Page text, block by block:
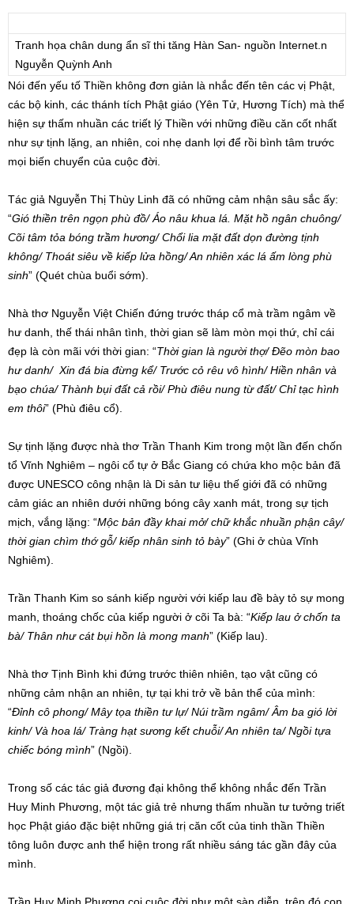
Tranh họa chân dung ẩn sĩ thi tăng Hàn San- nguồn Internet.n
Nguyễn Quỳnh Anh
Nói đến yếu tố Thiền không đơn giản là nhắc đến tên các vị Phật,
các bộ kinh, các thánh tích Phật giáo (Yên Tử, Hương Tích) mà thể
hiện sự thấm nhuần các triết lý Thiền với những điều căn cốt nhất
như sự tịnh lặng, an nhiên, coi nhẹ danh lợi để rồi bình tâm trước
mọi biến chuyển của cuộc đời.
Tác giả Nguyễn Thị Thùy Linh đã có những cảm nhận sâu sắc ấy:
“Gió thiền trên ngọn phù đồ/ Áo nâu khua lá. Mặt hồ ngân chuông/
Cõi tâm tỏa bóng trầm hương/ Chổi lia mặt đất dọn đường tịnh
không/ Thoát siêu về kiếp lửa hồng/ An nhiên xác lá ấm lòng phù
sinh” (Quét chùa buổi sớm).
Nhà thơ Nguyễn Việt Chiến đứng trước tháp cổ mà trầm ngâm về
hư danh, thế thái nhân tình, thời gian sẽ làm mòn mọi thứ, chỉ cái
đẹp là còn mãi với thời gian: “Thời gian là người thợ/ Đẽo mòn bao
hư danh/ Xin đá bia đừng kể/ Trước cỏ rêu vô hình/ Hiền nhân và
bạo chúa/ Thành bụi đất cả rồi/ Phù điêu nung từ đất/ Chỉ tạc hình
em thôi” (Phù điêu cổ).
Sự tịnh lặng được nhà thơ Trần Thanh Kim trong một lần đến chốn
tổ Vĩnh Nghiêm – ngôi cổ tự ở Bắc Giang có chứa kho mộc bản đã
được UNESCO công nhận là Di sản tư liệu thế giới đã có những
cảm giác an nhiên dưới những bóng cây xanh mát, trong sự tịch
mịch, vắng lặng: “Mộc bản đầy khai mở/ chữ khắc nhuần phận cây/
thời gian chìm thớ gỗ/ kiếp nhân sinh tỏ bày” (Ghi ở chùa Vĩnh
Nghiêm).
Trần Thanh Kim so sánh kiếp người với kiếp lau đề bày tỏ sự mong
manh, thoáng chốc của kiếp người ở cõi Ta bà: “Kiếp lau ở chốn ta
bà/ Thân như cát bụi hồn là mong manh” (Kiếp lau).
Nhà thơ Tịnh Bình khi đứng trước thiên nhiên, tạo vật cũng có
những cảm nhận an nhiên, tự tại khi trở về bản thể của mình:
“Đỉnh cô phong/ Mây tọa thiền tư lự/ Núi trầm ngâm/ Âm ba gió lời
kinh/ Và hoa lá/ Tràng hạt sương kết chuỗi/ An nhiên ta/ Ngồi tựa
chiếc bóng mình” (Ngồi).
Trong số các tác giả đương đại không thể không nhắc đến Trần
Huy Minh Phương, một tác giả trẻ nhưng thấm nhuần tư tưởng triết
học Phật giáo đặc biệt những giá trị căn cốt của tinh thần Thiền
tông luôn được anh thể hiện trong rất nhiều sáng tác gần đây của
mình.